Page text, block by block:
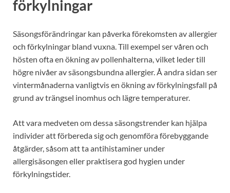
förkylningar
Säsongsförändringar kan påverka förekomsten av allergier
och förkylningar bland vuxna. Till exempel ser våren och
hösten ofta en ökning av pollenhalterna, vilket leder till
högre nivåer av säsongsbundna allergier. Å andra sidan ser
vintermånaderna vanligtvis en ökning av förkylningsfall på
grund av trängsel inomhus och lägre temperaturer.
Att vara medveten om dessa säsongstrender kan hjälpa
individer att förbereda sig och genomföra förebyggande
åtgärder, såsom att ta antihistaminer under
allergisäsongen eller praktisera god hygien under
förkylningstider.